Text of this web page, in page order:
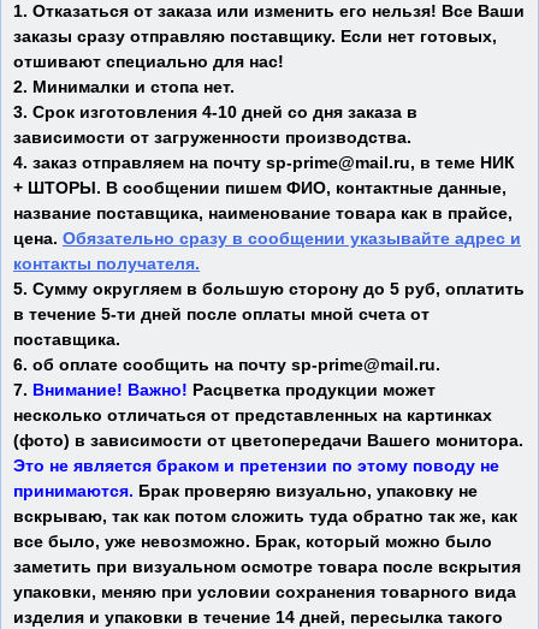
1. Отказаться от заказа или изменить его нельзя! Все Ваши
заказы сразу отправляю поставщику. Если нет готовых,
отшивают специально для нас!
2. Минималки и стопа нет.
3. Срок изготовления 4-10 дней со дня заказа в
зависимости от загруженности производства.
4. заказ отправляем на почту sp-prime@mail.ru, в теме НИК
+ ШТОРЫ. В сообщении пишем ФИО, контактные данные,
название поставщика, наименование товара как в прайсе,
цена. Обязательно сразу в сообщении указывайте адрес и
контакты получателя.
5. Сумму округляем в большую сторону до 5 руб, оплатить
в течение 5-ти дней после оплаты мной счета от
поставщика.
6. об оплате сообщить на почту sp-prime@mail.ru.
7. Внимание! Важно! Расцветка продукции может
несколько отличаться от представленных на картинках
(фото) в зависимости от цветопередачи Вашего монитора.
Это не является браком и претензии по этому поводу не
принимаются. Брак проверяю визуально, упаковку не
вскрываю, так как потом сложить туда обратно так же, как
все было, уже невозможно. Брак, который можно было
заметить при визуальном осмотре товара после вскрытия
упаковки, меняю при условии сохранения товарного вида
изделия и упаковки в течение 14 дней, пересылка такого